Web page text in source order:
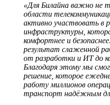
«Для Билайна важно не
области
активно участвовать в
инфраструктуры,
комфортнее и
результат слаженной
от разработки и ИТ до
Благодаря этому мы
решение, которое
работу миллионов
транспорт надёжным